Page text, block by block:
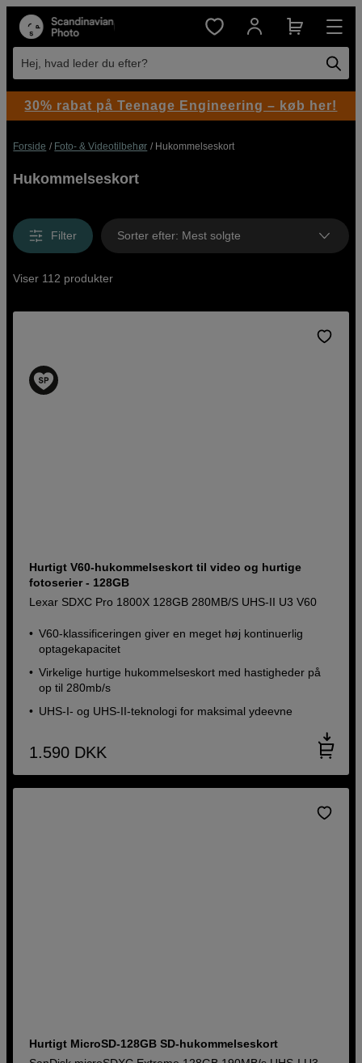
Hej, hvad leder du efter?
Forside Foto- & Videotilbehør Hukommelseskort
Hukommelseskort
Filter Sorter efter: Mest solgte
Viser 112 produkter
Hurtigt V60-hukommelseskort til video og hurtige
fotoserier - 128GB
Lexar SDXC Pro 1800X 128GB 280MB/S UHS-II U3 V60
V60-klassificeringen giver en meget høj kontinuerlig
optagekapacitet
Virkelige hurtige hukommelseskort med hastigheder på
op til 280mb/s
UHS-I- og UHS-II-teknologi for maksimal ydeevne
1.590 DKK
Hurtigt MicroSD-128GB SD-hukommelseskort
30% rabat på Teenage Engineering – køb her!